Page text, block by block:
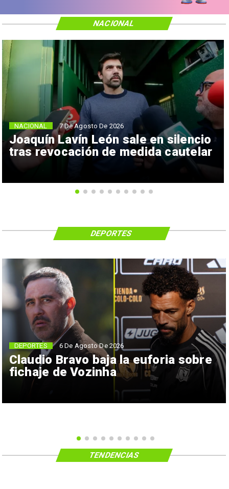
Joaquín Lavín León sale en silencio
tras revocación de medida cautelar
NACIONAL 7 De Agosto De 2026
NACIONAL
Claudio Bravo baja la euforia sobre
fichaje de Vozinha
DEPORTES 6 De Agosto De 2026
DEPORTES
TENDENCIAS